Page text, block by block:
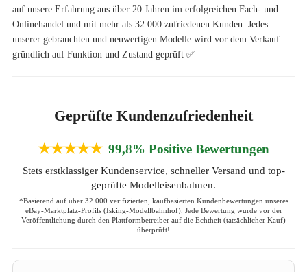
auf unsere Erfahrung aus über 20 Jahren im erfolgreichen Fach- und
Onlinehandel und mit mehr als 32.000 zufriedenen Kunden. Jedes
unserer gebrauchten und neuwertigen Modelle wird vor dem Verkauf
gründlich auf Funktion und Zustand geprüft ✅
Geprüfte Kundenzufriedenheit
★★★★★ 99,8% Positive Bewertungen
Stets erstklassiger Kundenservice, schneller Versand und top-
geprüfte Modelleisenbahnen.
*Basierend auf über 32.000 verifizierten, kaufbasierten Kundenbewertungen unseres
eBay-Marktplatz-Profils (Isking-Modellbahnhof). Jede Bewertung wurde vor der
Veröffentlichung durch den Plattformbetreiber auf die Echtheit (tatsächlicher Kauf)
überprüft!